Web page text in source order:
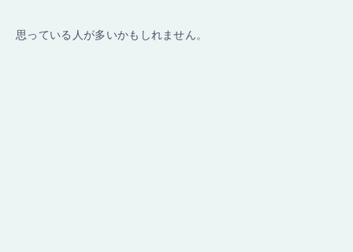
思っている人が多いかもしれません。